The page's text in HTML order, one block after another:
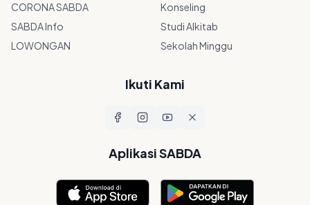
CORONA SABDA
SABDA Info
LOWONGAN
Konseling
Studi Alkitab
Sekolah Minggu
Ikuti Kami
Aplikasi SABDA